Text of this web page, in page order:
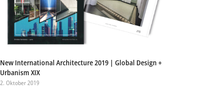
New International Architecture 2019 | Global Design +
Urbanism XIX
2. Oktober 2019